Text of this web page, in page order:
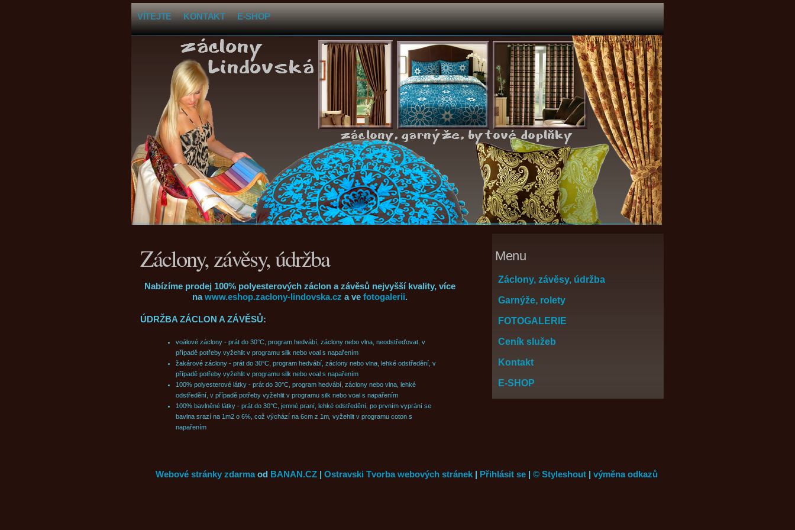
VÍTEJTE KONTAKT E-SHOP
Záclony, závěsy, údržba
Nabízíme prodej 100% polyesterových záclon a závěsů nejvyšší kvality, více
nawww.eshop.zaclony-lindovska.cz a ve fotogalerii.
ÚDRŽBA ZÁCLON A ZÁVĚSŮ:
voálové záclony - prát do 30°C, program hedvábí, záclony nebo vlna, neodstřeďovat, v
případě potřeby vyžehlit v programu silk nebo voal s napařením
žakárové záclony - prát do 30°C, program hedvábí, záclony nebo vlna, lehké odstředění, v
případě potřeby vyžehlit v programu silk nebo voal s napařením
100% polyesterové látky - prát do 30°C, program hedvábí, záclony nebo vlna, lehké
odstředění, v případě potřeby vyžehlit v programu silk nebo voal s napařením
100% bavlněné látky - prát do 30°C, jemné praní, lehké odstředění, po prvním vyprání se
bavlna srazí na 1m2 o 6%, což výchází na 6cm z 1m, vyžehlit v programu coton s
napařením
Menu
Záclony, závěsy, údržba
Garnýže, rolety
FOTOGALERIE
Ceník služeb
Kontakt
E-SHOP
Webové stránky zdarmaod BANAN.CZ | Ostravski Tvorba webových stránek | Přihlásit se | © Styleshout | výměna odkazů